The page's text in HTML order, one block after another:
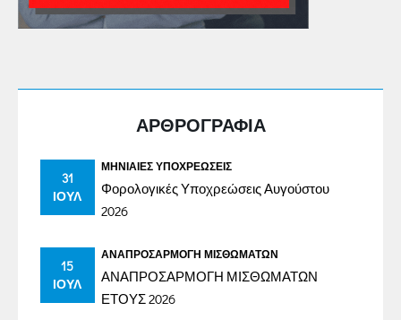
ΑΡΘΡΟΓΡΑΦΙΑ
31
ΙΟΎΛ
ΜΗΝΙΑΊΕΣ ΥΠΟΧΡΕΏΣΕΙΣ
Φορολογικές Υποχρεώσεις Αυγούστου
2026
15
ΙΟΎΛ
ΑΝΑΠΡΟΣΑΡΜΟΓΉ ΜΙΣΘΩΜΆΤΩΝ
ΑΝΑΠΡΟΣΑΡΜΟΓΗ ΜΙΣΘΩΜΑΤΩΝ
ΕΤΟΥΣ 2026